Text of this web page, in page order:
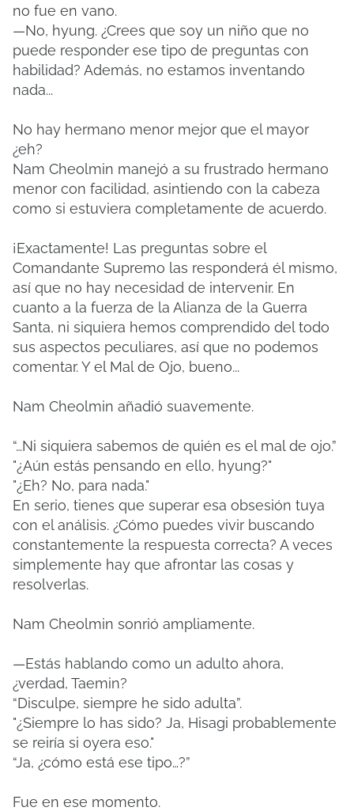
no fue en vano.
—No, hyung. ¿Crees que soy un niño que no
puede responder ese tipo de preguntas con
habilidad? Además, no estamos inventando
nada...
No hay hermano menor mejor que el mayor
¿eh?
Nam Cheolmin manejó a su frustrado hermano
menor con facilidad, asintiendo con la cabeza
como si estuviera completamente de acuerdo.
¡Exactamente! Las preguntas sobre el
Comandante Supremo las responderá él mismo,
así que no hay necesidad de intervenir. En
cuanto a la fuerza de la Alianza de la Guerra
Santa, ni siquiera hemos comprendido del todo
sus aspectos peculiares, así que no podemos
comentar. Y el Mal de Ojo, bueno...
Nam Cheolmin añadió suavemente.
“…Ni siquiera sabemos de quién es el mal de ojo.”
"¿Aún estás pensando en ello, hyung?"
"¿Eh? No, para nada."
En serio, tienes que superar esa obsesión tuya
con el análisis. ¿Cómo puedes vivir buscando
constantemente la respuesta correcta? A veces
simplemente hay que afrontar las cosas y
resolverlas.
Nam Cheolmin sonrió ampliamente.
—Estás hablando como un adulto ahora,
¿verdad, Taemin?
“Disculpe, siempre he sido adulta”.
"¿Siempre lo has sido? Ja, Hisagi probablemente
se reiría si oyera eso."
“Ja, ¿cómo está ese tipo…?”
Fue en ese momento.